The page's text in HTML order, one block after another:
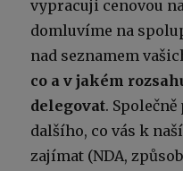
vypracuji cenovou
domluvíme na
nad seznamem
co a v jakém
delegovat.
dalšího, co vás k
zajímat (NDA,